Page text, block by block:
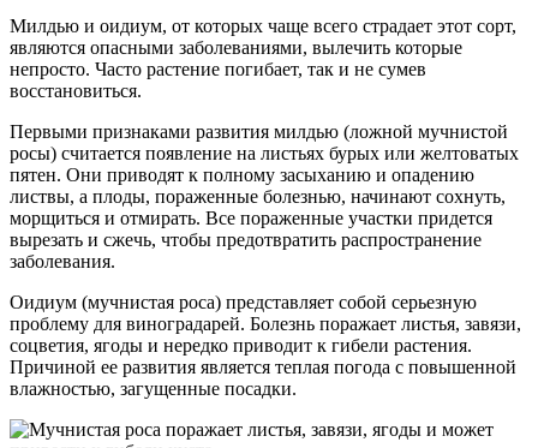
Милдью и оидиум, от которых чаще всего страдает этот сорт,
являются опасными заболеваниями, вылечить которые
непросто. Часто растение погибает, так и не сумев
восстановиться.
Первыми признаками развития милдью (ложной мучнистой
росы) считается появление на листьях бурых или желтоватых
пятен. Они приводят к полному засыханию и опадению
листвы, а плоды, пораженные болезнью, начинают сохнуть,
морщиться и отмирать. Все пораженные участки придется
вырезать и сжечь, чтобы предотвратить распространение
заболевания.
Оидиум (мучнистая роса) представляет собой серьезную
проблему для виноградарей. Болезнь поражает листья, завязи,
соцветия, ягоды и нередко приводит к гибели растения.
Причиной ее развития является теплая погода с повышенной
влажностью, загущенные посадки.